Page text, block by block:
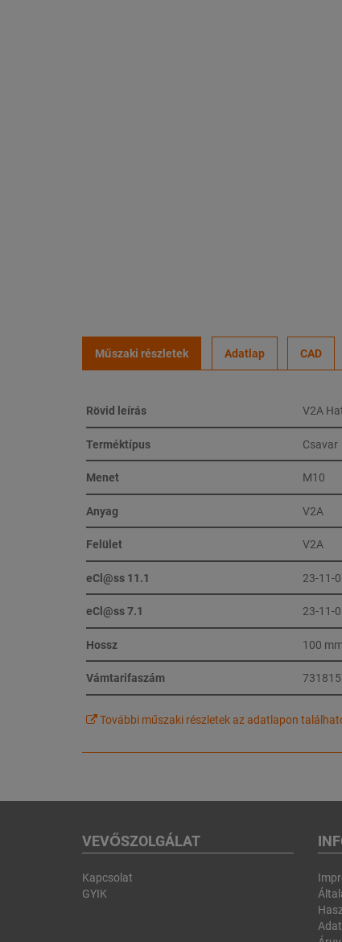
Műszaki részletek Adatlap CAD
Rövid leírás V2A
Terméktípus Csavar
Menet M10
Anyag V2A
Felület V2A
eCl@ss 11.1 23-11-
eCl@ss 7.1 23-11-
Hossz 100 mm
Vámtarifaszám
További műszaki részletek az adatlapon
VEVŐSZOLGÁLAT
Kapcsolat
GYIK